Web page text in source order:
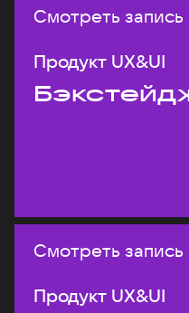
Смотреть запись
Продукт UX&UI
Смотреть запись
Продукт UX&UI